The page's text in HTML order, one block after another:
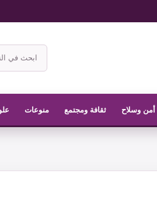
ابحث
في
الناشر
أمن وسلاح ثقافة ومجتمع منوعات